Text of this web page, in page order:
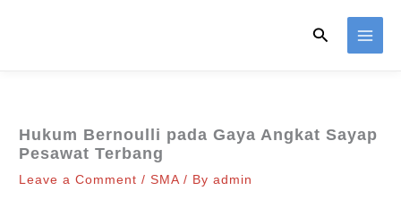
Search
Hukum Bernoulli pada Gaya Angkat Sayap
Pesawat Terbang
Leave a Comment /SMA/ Byadmin